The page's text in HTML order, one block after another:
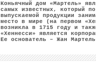
Коньячный дом «Мартель»
самых известных, который
выпускаемой продукции
место в мире (на первом
возникла в 1715 году и
«Хеннесси» является
Ее основатель – Жан